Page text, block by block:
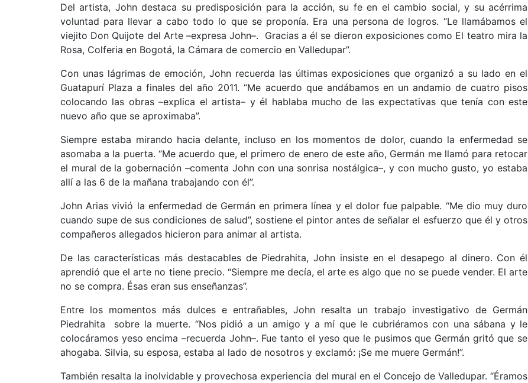
Del artista, John destaca su predisposición para la acción, su fe en el cambio social, y su acérrima
voluntad para llevar a cabo todo lo que se proponía. Era una persona de logros. “Le llamábamos el
viejito Don Quijote del Arte –expresa John–. Gracias a él se dieron exposiciones como El teatro mira la
Rosa, Colferia en Bogotá, la Cámara de comercio en Valledupar”.
Con unas lágrimas de emoción, John recuerda las últimas exposiciones que organizó a su lado en el
Guatapurí Plaza a finales del año 2011. “Me acuerdo que andábamos en un andamio de cuatro pisos
colocando las obras –explica el artista– y él hablaba mucho de las expectativas que tenía con este
nuevo año que se aproximaba”.
Siempre estaba mirando hacia delante, incluso en los momentos de dolor, cuando la enfermedad se
asomaba a la puerta. “Me acuerdo que, el primero de enero de este año, Germán me llamó para retocar
el mural de la gobernación –comenta John con una sonrisa nostálgica–, y con mucho gusto, yo estaba
allí a las 6 de la mañana trabajando con él”.
John Arias vivió la enfermedad de Germán en primera línea y el dolor fue palpable. “Me dio muy duro
cuando supe de sus condiciones de salud”, sostiene el pintor antes de señalar el esfuerzo que él y otros
compañeros allegados hicieron para animar al artista.
De las características más destacables de Piedrahita, John insiste en el desapego al dinero. Con él
aprendió que el arte no tiene precio. “Siempre me decía, el arte es algo que no se puede vender. El arte
no se compra. Ésas eran sus enseñanzas”.
Entre los momentos más dulces e entrañables, John resalta un trabajo investigativo de Germán
Piedrahita sobre la muerte. “Nos pidió a un amigo y a mí que le cubriéramos con una sábana y le
colocáramos yeso encima –recuerda John–. Fue tanto el yeso que le pusimos que Germán gritó que se
ahogaba. Silvia, su esposa, estaba al lado de nosotros y exclamó: ¡Se me muere Germán!”.
También resalta la inolvidable y provechosa experiencia del mural en el Concejo de Valledupar. “Éramos